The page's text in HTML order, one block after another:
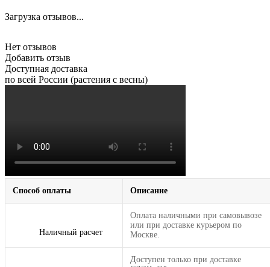
Загрузка отзывов...
Нет отзывов
Добавить отзыв
Доступная доставка
по всей России (растения с весны)
Способ оплаты Описание
Наличный расчет
Оплата наличными при самовывозе
или при доставке курьером по
Москве.
Доступен только при доставке